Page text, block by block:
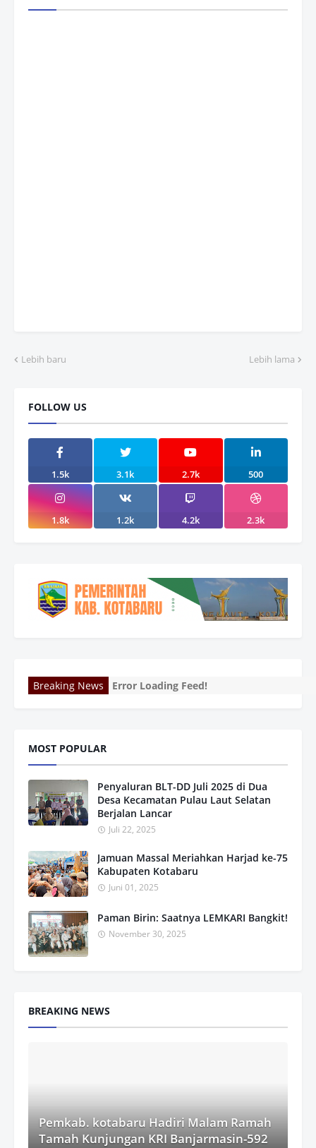
Lebih baru Lebih lama
FOLLOW US
1.5k 3.1k 2.7k 500
1.8k 1.2k 4.2k 2.3k
Breaking News Error Loading Feed!
MOST POPULAR
Penyaluran BLT-DD Juli 2025 di Dua
Desa Kecamatan Pulau Laut Selatan
Berjalan Lancar
Juli 22, 2025
Jamuan Massal Meriahkan Harjad ke-75
Kabupaten Kotabaru
Juni 01, 2025
Paman Birin: Saatnya LEMKARI Bangkit!
November 30, 2025
BREAKING NEWS
Pemkab. kotabaru Hadiri Malam Ramah
Tamah Kunjungan KRI Banjarmasin-592